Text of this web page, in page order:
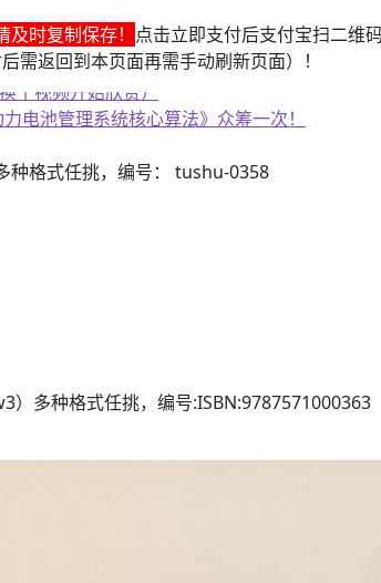
时复制保存！ 点击立即支付后支付宝扫二维
需返回到本页面再需手动刷新页面）！
个视频开始欣赏）
电池管理系统核心算法》众筹一次！
格式任挑，编号： tushu-0358
多种格式任挑，编号:ISBN:9787571000363